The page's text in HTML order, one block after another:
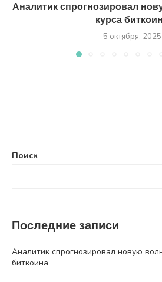
Аналитик спрогнозировал
курса
5 октября, 2025
Поиск
Последние записи
Аналитик спрогнозировал новую
биткоина